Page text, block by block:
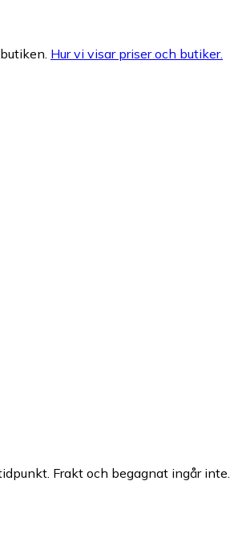
Hur vi visar priser och butiker.
Frakt och begagnat ingår inte.